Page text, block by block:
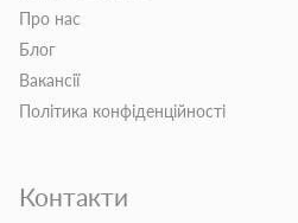
Про нас
Блог
Вакансії
Політика конфіденційності
Контакти